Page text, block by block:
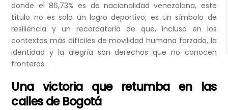
donde el 86,73% es de nacionalidad venezolana, este
título no es solo un logro deportivo; es un símbolo de
resiliencia y un recordatorio de que, incluso en los
contextos más difíciles de movilidad humana forzada, la
identidad y la alegría son derechos que no conocen
fronteras.
Una victoria que retumba en las
calles de Bogotá